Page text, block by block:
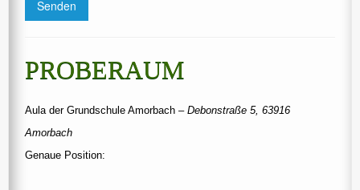
PROBERAUM
Aula der Grundschule Amorbach – Debonstraße 5, 63916
Amorbach
Genaue Position: